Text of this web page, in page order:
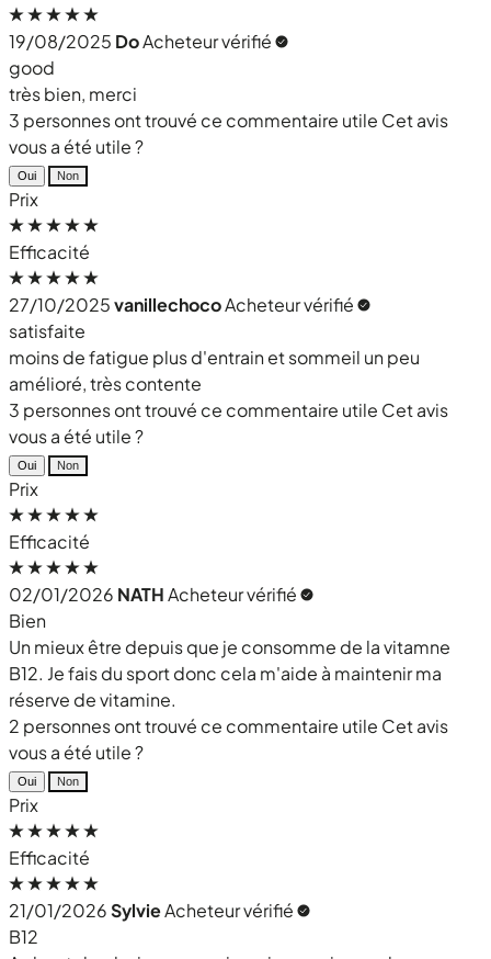
19/08/2025 DoAcheteur vérifié
good
très bien, merci
3 personnes ont trouvé ce commentaire utile Cet avis
vous a été utile ?
Oui Non
Prix
Efficacité
27/10/2025vanillechocoAcheteur vérifié
satisfaite
moins de fatigue plus d'entrain et sommeil un peu
amélioré, très contente
3 personnes ont trouvé ce commentaire utile Cet avis
vous a été utile ?
Oui Non
Prix
Efficacité
02/01/2026 NATHAcheteur vérifié
Bien
Un mieux être depuis que je consomme de la vitamne
B12. Je fais du sport donc cela m'aide à maintenir ma
réserve de vitamine.
2 personnes ont trouvé ce commentaire utile Cet avis
vous a été utile ?
Oui Non
Prix
Efficacité
21/01/2026SylvieAcheteur vérifié
B12